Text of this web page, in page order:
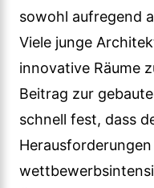
sowohl aufregend
Viele junge
innovative Räume
Beitrag zur
schnell fest, dass